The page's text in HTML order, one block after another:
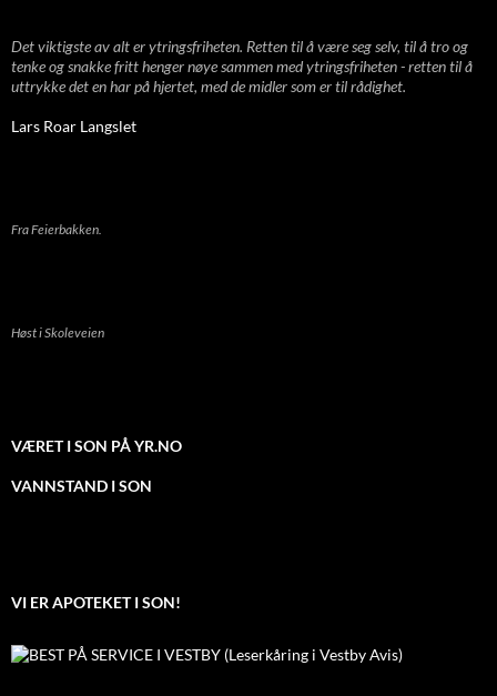
Det viktigste av alt er ytringsfriheten. Retten til å være seg selv, til å tro og
tenke og snakke fritt henger nøye sammen med ytringsfriheten - retten til å
uttrykke det en har på hjertet, med de midler som er til rådighet.
Lars Roar Langslet
Fra Feierbakken.
Høst i Skoleveien
VÆRET I SON PÅ YR.NO
VANNSTAND I SON
VI ER APOTEKET I SON!